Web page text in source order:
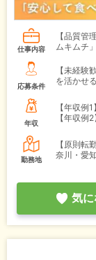
仕事内容
【品質管
ムキムチ
応募条件
【未経験
を活かせ
年収
【年収例1】
【年収例2
勤務地
【原則転
奈川・愛
気